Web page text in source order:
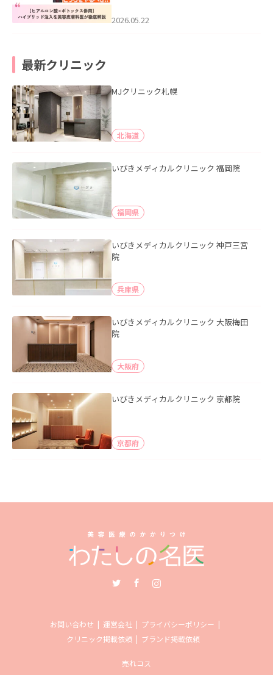
た。
2026.05.22
最新クリニック
MJクリニック札幌
北海道
いびきメディカルクリニック 福岡院
福岡県
いびきメディカルクリニック 神戸三宮
院
兵庫県
いびきメディカルクリニック 大阪梅田
院
大阪府
いびきメディカルクリニック 京都院
京都府
お問い合わせ 運営会社
プライバシーポリシー
クリニック掲載依頼
ブランド掲載依頼
売れコス